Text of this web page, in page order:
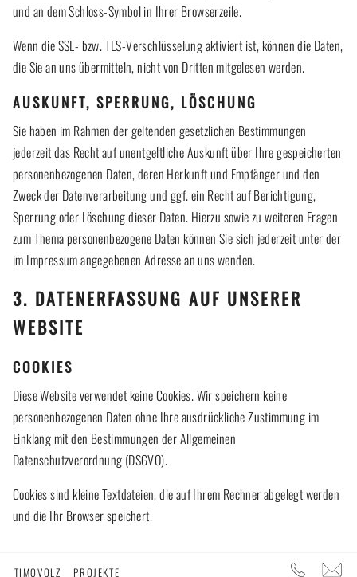
und an dem Schloss-Symbol in Ihrer Browserzeile.
Wenn die SSL- bzw. TLS-Verschlüsselung aktiviert ist, können die Daten,
die Sie an uns übermitteln, nicht von Dritten mitgelesen werden.
AUSKUNFT, SPERRUNG, LÖSCHUNG
Sie haben im Rahmen der geltenden gesetzlichen Bestimmungen
jederzeit das Recht auf unentgeltliche Auskunft über Ihre gespeicherten
personenbezogenen Daten, deren Herkunft und Empfänger und den
Zweck der Datenverarbeitung und ggf. ein Recht auf Berichtigung,
Sperrung oder Löschung dieser Daten. Hierzu sowie zu weiteren Fragen
zum Thema personenbezogene Daten können Sie sich jederzeit unter der
im Impressum angegebenen Adresse an uns wenden.
3. DATENERFASSUNG AUF UNSERER
WEBSITE
COOKIES
Diese Website verwendet keine Cookies. Wir speichern keine
personenbezogenen Daten ohne Ihre ausdrückliche Zustimmung im
Einklang mit den Bestimmungen der Allgemeinen
Datenschutzverordnung (DSGVO).
Cookies sind kleine Textdateien, die auf Ihrem Rechner abgelegt werden
und die Ihr Browser speichert.
TIMOVOLZ PROJEKTE